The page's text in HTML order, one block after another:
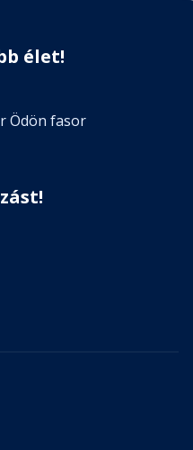
élet!
Ödön fasor